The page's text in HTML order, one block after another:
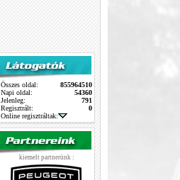
Összes oldal:
855964510
Napi oldal:
54360
Jelenleg:
791
Regisztrált:
0
Online regisztráltak:
kiemelt partnerünk :